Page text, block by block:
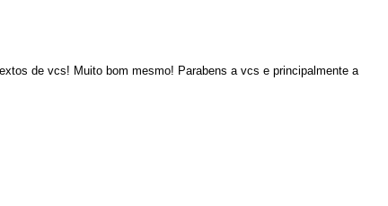
de vcs! Muito bom mesmo! Parabens a vcs e principalmente a